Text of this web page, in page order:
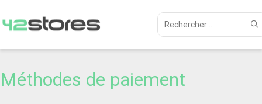
Méthodes de paiement